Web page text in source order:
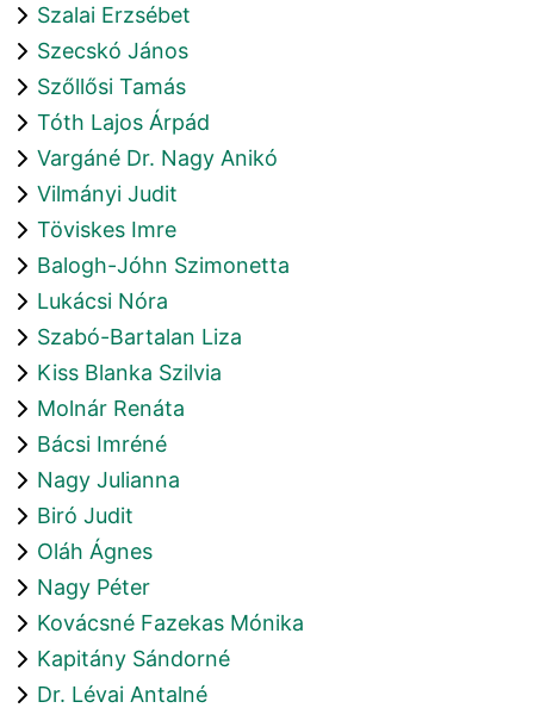
Szalai Erzsébet
Szecskó János
Szőllősi Tamás
Tóth Lajos Árpád
Vargáné Dr. Nagy Anikó
Vilmányi Judit
Töviskes Imre
Balogh-Jóhn Szimonetta
Lukácsi Nóra
Szabó-Bartalan Liza
Kiss Blanka Szilvia
Molnár Renáta
Bácsi Imréné
Nagy Julianna
Biró Judit
Oláh Ágnes
Nagy Péter
Kovácsné Fazekas Mónika
Kapitány Sándorné
Dr. Lévai Antalné